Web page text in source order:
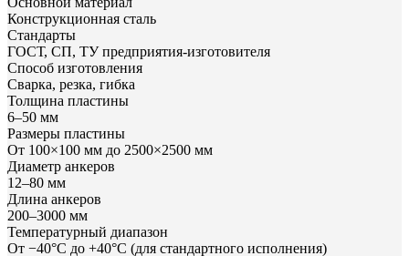
Конструкционная сталь
Стандарты
ГОСТ, СП, ТУ предприятия-изготовителя
Способ изготовления
Сварка, резка, гибка
Толщина пластины
6–50 мм
Размеры пластины
От 100×100 мм до 2500×2500 мм
Диаметр анкеров
12–80 мм
Длина анкеров
200–3000 мм
Температурный диапазон
От −40°C до +40°C (для стандартного исполнения)